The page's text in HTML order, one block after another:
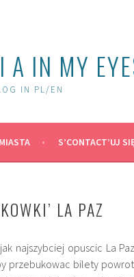
IN MY
IN PL/EN
S’CONTACT’UJ
LA PAZ
najszybciej opuscic La
przebukowac bilety